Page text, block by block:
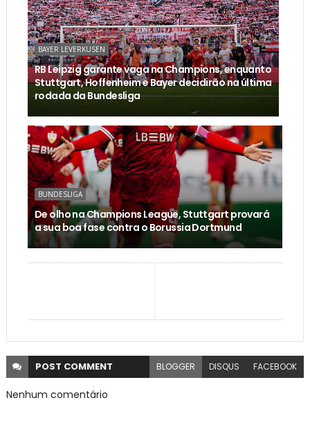
BAYER LEVERKUSEN
RB Leipzig garante vaga na Champions, enquanto
Stuttgart, Hoffenheim e Bayer decidirão na última
rodada da Bundesliga
BUNDESLIGA
De olho na Champions League, Stuttgart provará
a sua boa fase contra o Borussia Dortmund
POST COMMENT BLOGGER DISQUS FACEBOOK
Nenhum comentário